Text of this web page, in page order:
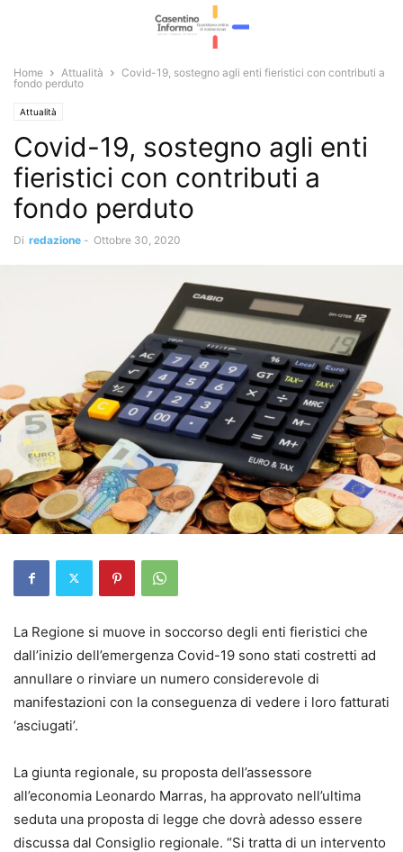
Home Attualità
Covid-19, sostegno agli enti fieristici con contributi a
fondo perduto
Attualità
Covid-19, sostegno agli enti
fieristici con contributi a
fondo perduto
Di redazione - Ottobre 30, 2020
La Regione si muove in soccorso degli enti fieristici che
dall’inizio dell’emergenza Covid-19 sono stati costretti ad
annullare o rinviare un numero considerevole di
manifestazioni con la conseguenza di vedere i loro fatturati
‘asciugati’.
La giunta regionale, su proposta dell’assessore
all’economia Leonardo Marras, ha approvato nell’ultima
seduta una proposta di legge che dovrà adesso essere
discussa dal Consiglio regionale. “Si tratta di un intervento